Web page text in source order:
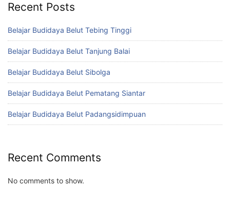
Recent Posts
Belajar Budidaya Belut Tebing Tinggi
Belajar Budidaya Belut Tanjung Balai
Belajar Budidaya Belut Sibolga
Belajar Budidaya Belut Pematang Siantar
Belajar Budidaya Belut Padangsidimpuan
Recent Comments
No comments to show.